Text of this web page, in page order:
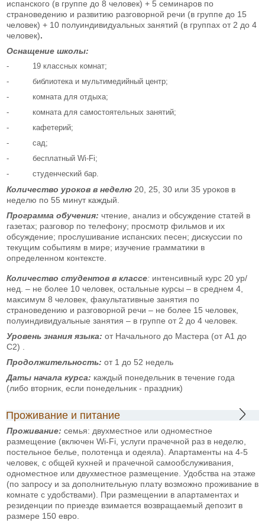
испанского (в группе до 8 человек) + 5 семинаров по
страноведению и развитию разговорной речи (в группе до 15
человек) + 10 полуиндивидуальных занятий (в группах от 2 до 4
человек).
Оснащение школы:
- 19 классных комнат;
- библиотека и мультимедийный центр;
- комната для отдыха;
- комната для самостоятельных занятий;
- кафетерий;
- сад;
- бесплатный Wi-Fi;
- студенческий бар.
Количество уроков в неделю 20, 25, 30 или 35 уроков в
неделю по 55 минут каждый.
Программа обучения: чтение, анализ и обсуждение статей в
газетах; разговор по телефону; просмотр фильмов и их
обсуждение; прослушивание испанских песен; дискуссии по
текущим событиям в мире; изучение грамматики в
определенном контексте.
Количество студентов в классе: интенсивный курс 20 ур/
нед. – не более 10 человек, остальные курсы – в среднем 4,
максимум 8 человек, факультативные занятия по
страноведению и разговорной речи – не более 15 человек,
полуиндивидуальные занятия – в группе от 2 до 4 человек.
Уровень знания языка: от Начального до Мастера (от А1 до
С2) .
Продолжительность: от 1 до 52 недель
Даты начала курса: каждый понедельник в течение года
(либо вторник, если понедельник - праздник)
Проживание и питание
Проживание: семья: двухместное или одноместное
размещение (включен Wi-Fi, услуги прачечной раз в неделю,
постельное белье, полотенца и одеяла). Апартаменты на 4-5
человек, с общей кухней и прачечной самообслуживания,
одноместное или двухместное размещение. Удобства на этаже
(по запросу и за дополнительную плату возможно проживание в
комнате с удобствами). При размещении в апартаментах и
резиденции по приезде взимается возвращаемый депозит в
размере 150 евро.